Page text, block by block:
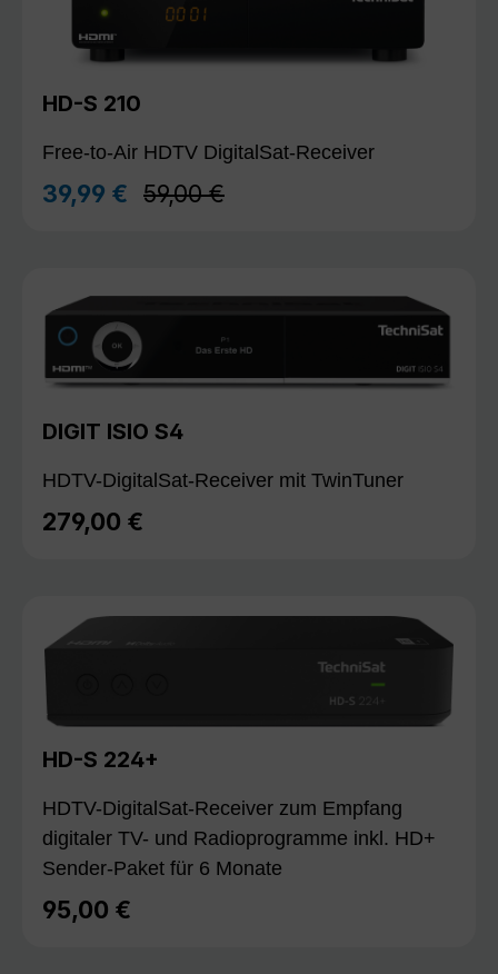
HD-S 210
Free-to-Air HDTV DigitalSat-Receiver
Verkaufspreis:
39,99 € Regulärer Preis:
59,00 €
DIGIT ISIO S4
HDTV-DigitalSat-Receiver mit TwinTuner
Regulärer Preis:
279,00 €
HD-S 224+
HDTV-DigitalSat-Receiver zum Empfang
digitaler TV- und Radioprogramme inkl. HD+
Sender-Paket für 6 Monate
Regulärer Preis:
95,00 €